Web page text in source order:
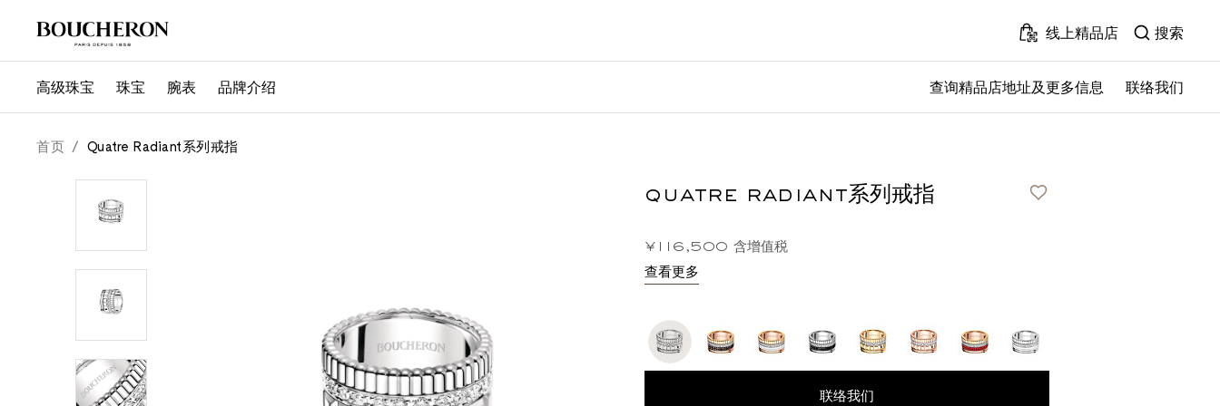
线上精品店 搜索
高级珠宝 珠宝 腕表 品牌介绍 查询精品店地址及更多信息 联络我们
首页 / Quatre Radiant系列戒指
quatre radiant系列戒指
¥116,500 含增值税
查看更多
联络我们